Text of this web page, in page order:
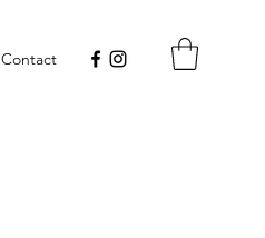
Contact